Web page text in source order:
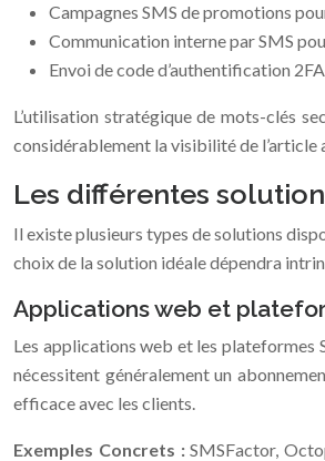
Campagnes SMS de promotions
Communication interne par SMS
Envoi de code d’authentification
L’utilisation stratégique de mots-clés
considérablement la visibilité de l’article
Les différentes
Il existe plusieurs types de solutions
choix de la solution idéale dépendra
Applications web et
Les applications web et les plateformes
nécessitent généralement un
efficace avec les clients.
Exemples Concrets :SMSFactor,